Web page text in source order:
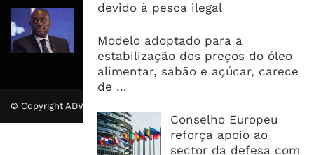
devido à pesca ilegal
Modelo adoptado para a
estabilização dos preços do óleo
alimentar, sabão e açúcar, carece
de ...
Conselho Europeu
reforça apoio ao
sector da defesa com
CEO do Standard Bank pede ao
facilite os negócios
© Copyright ADVALUE. Todos Direitos Reservados.